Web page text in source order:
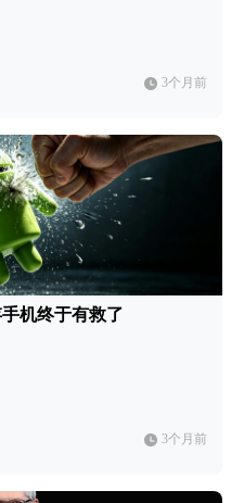
3个月前
机终于有救了
3个月前